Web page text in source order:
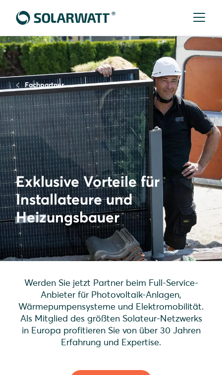
Fachpartner
Exklusive Vorteile für
Installateure und
Heizungsbauer
Werden Sie jetzt Partner beim Full-Service-
Anbieter für Photovoltaik-Anlagen,
Wärmepumpensysteme und Elektromobilität.
Als Mitglied des größten Solateur-Netzwerks
in Europa profitieren Sie von über 30 Jahren
Erfahrung und Expertise.